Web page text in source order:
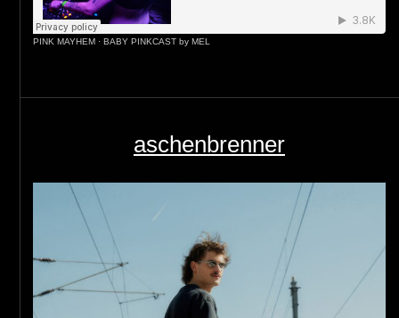
PINK MAYHEM · BABY PINKCAST by MEL
aschenbrenner